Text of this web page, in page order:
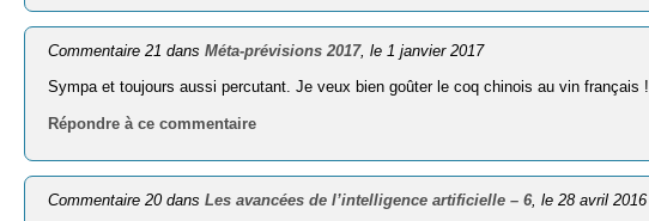
Commentaire 21 dansMéta-prévisions 2017, le 1 janvier 2017
Sympa et toujours aussi percutant. Je veux bien goûter le coq chinois au vin français !
Répondre à ce commentaire
Commentaire 20 dansLes avancées de l’intelligence artificielle – 6, le 28 avril 2016